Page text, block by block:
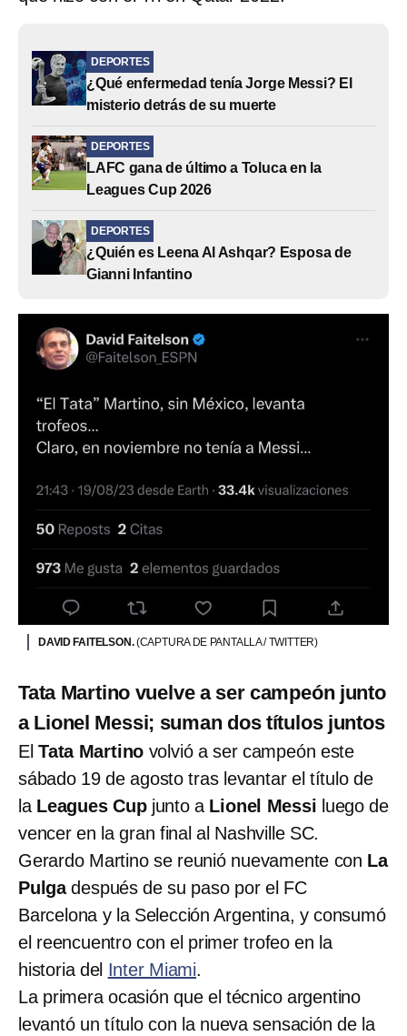
DEPORTES
¿Qué enfermedad tenía Jorge Messi? El
misterio detrás de su muerte
DEPORTES
LAFC gana de último a Toluca en la
Leagues Cup 2026
DEPORTES
¿Quién es Leena Al Ashqar? Esposa de
Gianni Infantino
DAVID FAITELSON.(CAPTURA DE PANTALLA / TWITTER)
Tata Martino vuelve a ser campeón junto
a Lionel Messi; suman dos títulos juntos
El Tata Martino volvió a ser campeón este
sábado 19 de agosto tras levantar el título de
la Leagues Cupjunto a Lionel Messi luego de
vencer en la gran final al Nashville SC.
Gerardo Martino se reunió nuevamente con La
Pulgadespués de su paso por el FC
Barcelona y la Selección Argentina, y consumó
el reencuentro con el primer trofeo en la
historia del Inter Miami.
La primera ocasión que el técnico argentino
levantó un título con la nueva sensación de la